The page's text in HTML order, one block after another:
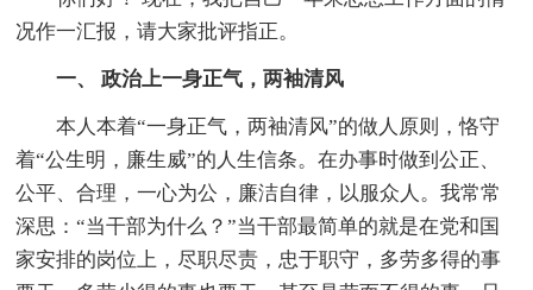
况作一汇报，请大家批评指正。
一、 政治上一身正气，两袖清风
本人本着“一身正气，两袖清风”的做人原则，恪守
着“公生明，廉生威”的人生信条。在办事时做到公正、
公平、合理，一心为公，廉洁自律，以服众人。我常常
深思：“当干部为什么？”当干部最简单的就是在党和国
家安排的岗位上，尽职尽责，忠于职守，多劳多得的事